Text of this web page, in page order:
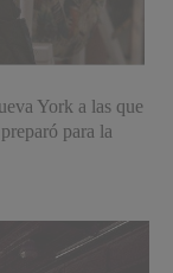
York a las que
para la